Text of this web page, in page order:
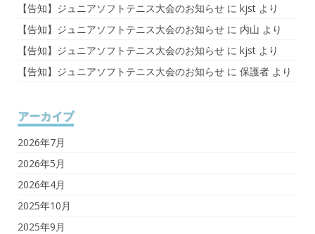
【告知】ジュニアソフトテニス大会のお知らせ に kjst より
【告知】ジュニアソフトテニス大会のお知らせ に 内山 より
【告知】ジュニアソフトテニス大会のお知らせ に kjst より
【告知】ジュニアソフトテニス大会のお知らせ に 保護者 より
アーカイブ
2026年7月
2026年5月
2026年4月
2025年10月
2025年9月